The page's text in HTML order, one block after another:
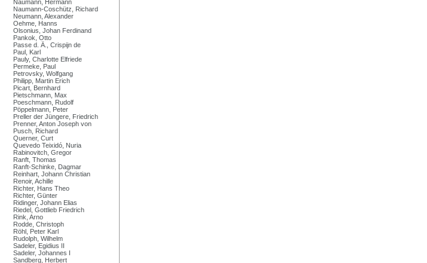
Naumann, Hermann
Naumann-Coschütz, Richard
Neumann, Alexander
Oehme, Hanns
Olsonius, Johan Ferdinand
Pankok, Otto
Passe d. Ä., Crispijn de
Paul, Karl
Pauly, Charlotte Elfriede
Permeke, Paul
Petrovsky, Wolfgang
Philipp, Martin Erich
Picart, Bernhard
Pietschmann, Max
Poeschmann, Rudolf
Pöppelmann, Peter
Preller der Jüngere, Friedrich
Prenner, Anton Joseph von
Pusch, Richard
Querner, Curt
Quevedo Teixidó, Nuria
Rabinovitch, Gregor
Ranft, Thomas
Ranft-Schinke, Dagmar
Reinhart, Johann Christian
Renoir, Achille
Richter, Hans Theo
Richter, Günter
Ridinger, Johann Elias
Riedel, Gottlieb Friedrich
Rink, Arno
Rodde, Christoph
Röhl, Peter Karl
Rudolph, Wilhelm
Sadeler, Egidius II
Sadeler, Johannes I
Sandberg, Herbert